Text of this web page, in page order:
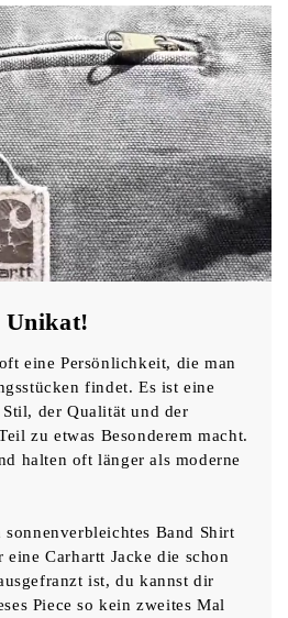
Unikat!
eine Persönlichkeit, die man
findet. Es ist eine
der Qualität und der
zu etwas Besonderem macht.
halten oft länger als moderne
Band Shirt
Carhartt Jacke die schon
ist, du kannst dir
Piece so kein zweites Mal